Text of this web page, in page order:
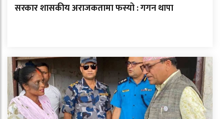
सरकार शासकीय अराजकतामा फस्यो : गगन थापा